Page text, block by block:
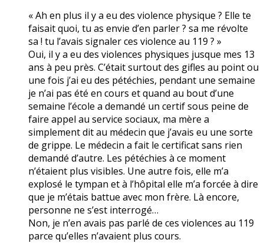
« Ah en plus il y a eu des violence physique ? Elle te
faisait quoi, tu as envie d’en parler ? sa me révolte
sa ! tu l’avais signaler ces violence au 119 ? »
Oui, il y a eu des violences physiques jusque mes 13
ans à peu près. C’était surtout des gifles au point ou
une fois j’ai eu des pétéchies, pendant une semaine
je n’ai pas été en cours et quand au bout d’une
semaine l’école a demandé un certif sous peine de
faire appel au service sociaux, ma mère a
simplement dit au médecin que j’avais eu une sorte
de grippe. Le médecin a fait le certificat sans rien
demandé d’autre. Les pétéchies à ce moment
n’étaient plus visibles. Une autre fois, elle m’a
explosé le tympan et à l’hôpital elle m’a forcée à dire
que je m’étais battue avec mon frère. Là encore,
personne ne s’est interrogé…
Non, je n’en avais pas parlé de ces violences au 119
parce qu’elles n’avaient plus cours.